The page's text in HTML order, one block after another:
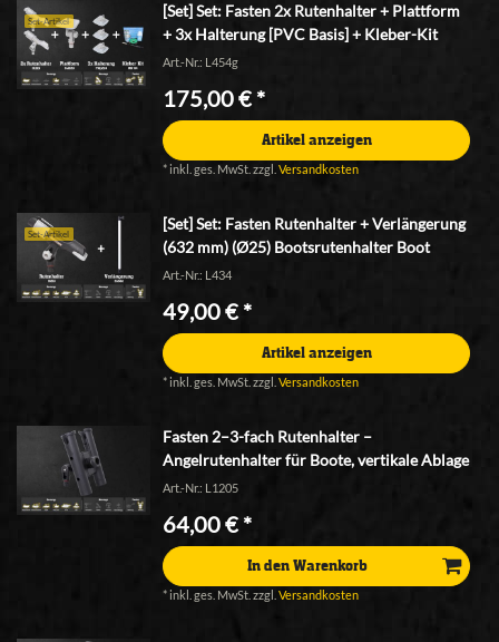
Set-Artikel
[Set] Set: Fasten 2x Rutenhalter + Plattform
+ 3x Halterung [PVC Basis] + Kleber-Kit
Art.-Nr.: L454g
175,00 € *
Artikel anzeigen
*inkl. ges. MwSt. zzgl.Versandkosten
Set-Artikel
[Set] Set: Fasten Rutenhalter + Verlängerung
(632 mm) (Ø25) Bootsrutenhalter Boot
Art.-Nr.: L434
49,00 € *
Artikel anzeigen
*inkl. ges. MwSt. zzgl.Versandkosten
Fasten 2–3-fach Rutenhalter –
Angelrutenhalter für Boote, vertikale Ablage
Art.-Nr.: L1205
64,00 € *
In den Warenkorb
*inkl. ges. MwSt. zzgl.Versandkosten